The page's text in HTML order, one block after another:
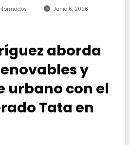
Junio 6, 2026
aborda
y
urbano con el
Tata en